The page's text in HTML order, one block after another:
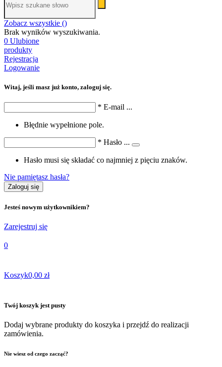
Zobacz wszystkie ()
Brak wyników wyszukiwania.
0 Ulubione
produkty
Rejestracja
Logowanie
Witaj, jeśli masz już konto, zaloguj się.
* E-mail ...
Błędnie wypełnione pole.
* Hasło ...
Hasło musi się składać co najmniej z pięciu znaków.
Nie pamiętasz hasła?
Zaloguj się
Jesteś nowym użytkownikiem?
Zarejestruj się
0
Koszyk0,00 zł
Twój koszyk jest pusty
Dodaj wybrane produkty do koszyka i przejdź do realizacji
zamówienia.
Nie wiesz od czego zacząć?